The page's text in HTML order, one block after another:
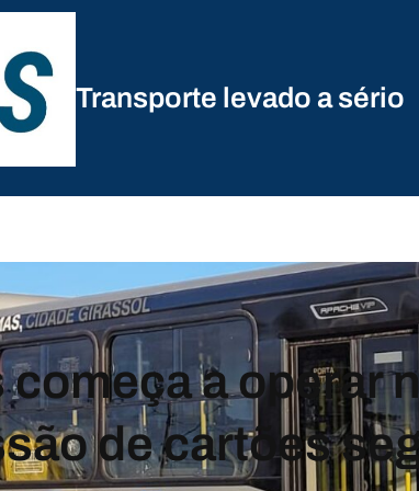
Transporte levado a sério
a operar
de cartões